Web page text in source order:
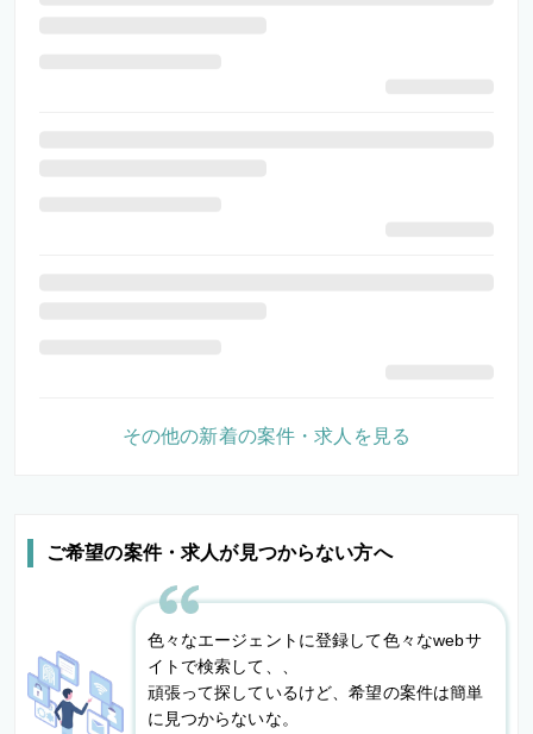
ご希望の案件・求人が見つからない方へ
色々なエージェントに登録して色々なwebサ
イトで検索して、、
頑張って探しているけど、希望の案件は簡単
に見つからないな。
その他の新着の案件・求人を見る